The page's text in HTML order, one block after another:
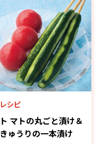
レシピ
ト マトの丸ごと漬け＆
きゅうりの一本漬け